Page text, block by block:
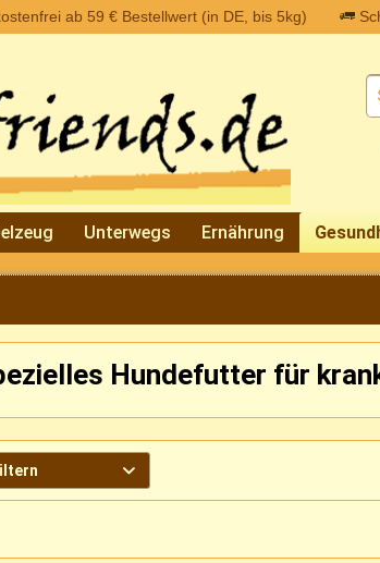
ab 59 € Bestellwert (in DE, bis 5kg)
Unterwegs Ernährung
Hundefutter für